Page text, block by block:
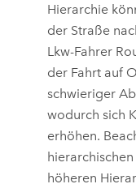
Hierarchie
der Straße
Lkw-Fahrer
der Fahrt auf
schwieriger
wodurch sich
erhöhen.
höheren